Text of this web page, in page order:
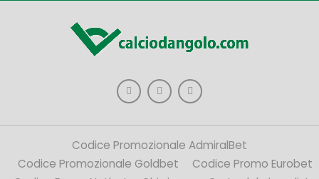
Codice Promozionale AdmiralBet
Codice Promozionale Goldbet
Codice Promo Eurobet